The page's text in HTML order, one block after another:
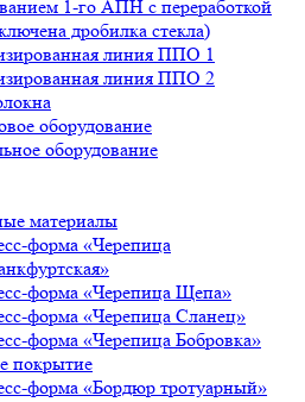
1-го АПН с переработкой
дробилка стекла)
линия ППО 1
линия ППО 2
оборудование
оборудование
материалы
форма «Черепица
форма «Черепица Щепа»
форма «Черепица Сланец»
форма «Черепица Бобровка»
покрытие
форма «Бордюр тротуарный»